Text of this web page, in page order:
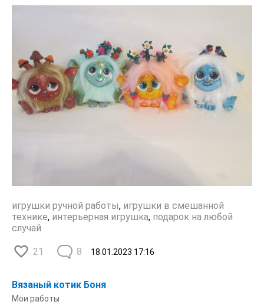
игрушки ручной работы, игрушки в смешанной
технике, интерьерная игрушка, подарок на любой
случай
21 18.01.2023 17:16
8
Вязаный котик Боня
Мои работы